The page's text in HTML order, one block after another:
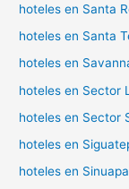
hoteles en Santa
hoteles en Santa
hoteles en
hoteles en Sector
hoteles en Sector
hoteles en
hoteles en